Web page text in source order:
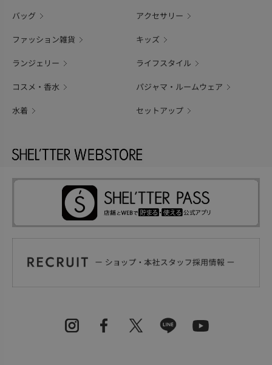
バッグ アクセサリー
ファッション雑貨 キッズ
ランジェリー ライフスタイル
コスメ・香水 パジャマ・ルームウェア
水着 セットアップ